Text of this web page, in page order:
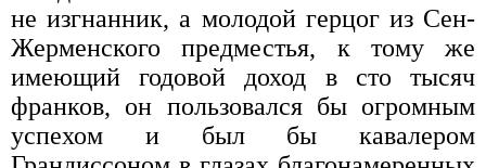
не изгнанник, а молодой герцог из Сен-
Жерменского предместья, к тому же
имеющий годовой доход в сто тысяч
франков, он пользовался бы огромным
успехом и был бы кавалером